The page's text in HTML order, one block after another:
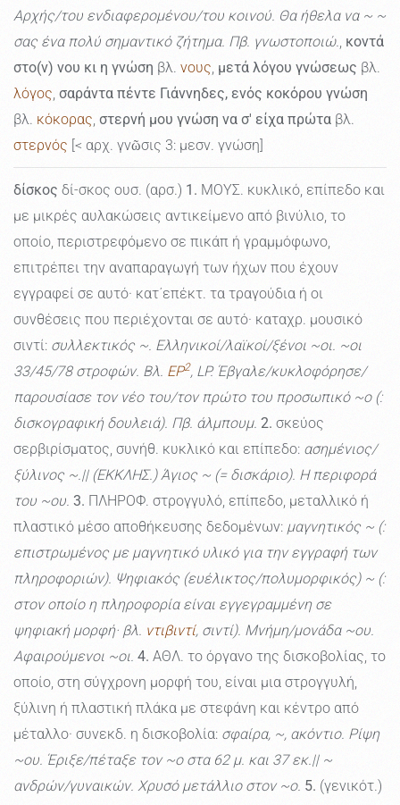
Αρχής/του ενδιαφερομένου/του κοινού. Θα ήθελα να ~ ~
σας ένα πολύ σημαντικό ζήτημα. Πβ. γνωστοποιώ., κοντά
στο(ν) νου κι η γνώση βλ. νους, μετά λόγου γνώσεως βλ.
λόγος, σαράντα πέντε Γιάννηδες, ενός κοκόρου γνώση
βλ. κόκορας, στερνή μου γνώση να σ' είχα πρώτα βλ.
στερνός [< αρχ. γνῶσις 3: μεσν. γνώση]
δίσκος δί-σκος ουσ. (αρσ.) 1. ΜΟΥΣ. κυκλικό, επίπεδο και
με μικρές αυλακώσεις αντικείμενο από βινύλιο, το
οποίο, περιστρεφόμενο σε πικάπ ή γραμμόφωνο,
επιτρέπει την αναπαραγωγή των ήχων που έχουν
εγγραφεί σε αυτό· κατ΄επέκτ. τα τραγούδια ή οι
συνθέσεις που περιέχονται σε αυτό· καταχρ. μουσικό
σιντί: συλλεκτικός ~. Ελληνικοί/λαϊκοί/ξένοι ~οι. ~οι
33/45/78 στροφών. Βλ. EP2, LP. Έβγαλε/κυκλοφόρησε/
παρουσίασε τον νέο του/τον πρώτο του προσωπικό ~ο (:
δισκογραφική δουλειά). Πβ. άλμπουμ. 2. σκεύος
σερβιρίσματος, συνήθ. κυκλικό και επίπεδο: ασημένιος/
ξύλινος ~.|| (ΕΚΚΛΗΣ.) Άγιος ~ (= δισκάριο). Η περιφορά
του ~ου. 3. ΠΛΗΡΟΦ. στρογγυλό, επίπεδο, μεταλλικό ή
πλαστικό μέσο αποθήκευσης δεδομένων: μαγνητικός ~ (:
επιστρωμένος με μαγνητικό υλικό για την εγγραφή των
πληροφοριών). Ψηφιακός (ευέλικτος/πολυμορφικός) ~ (:
στον οποίο η πληροφορία είναι εγγεγραμμένη σε
ψηφιακή μορφή· βλ. ντιβιντί, σιντί). Μνήμη/μονάδα ~ου.
Αφαιρούμενοι ~οι. 4. ΑΘΛ. το όργανο της δισκοβολίας, το
οποίο, στη σύγχρονη μορφή του, είναι μια στρογγυλή,
ξύλινη ή πλαστική πλάκα με στεφάνη και κέντρο από
μέταλλο· συνεκδ. η δισκοβολία: σφαίρα, ~, ακόντιο. Ρίψη
~ου. Έριξε/πέταξε τον ~ο στα 62 μ. και 37 εκ.|| ~
ανδρών/γυναικών. Χρυσό μετάλλιο στον ~ο. 5. (γενικότ.)